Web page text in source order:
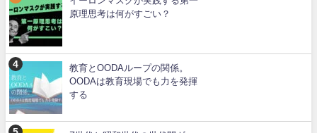
原理思考は何がすごい？
教育とOODAループの関係。
OODAは教育現場でも力を発揮
する